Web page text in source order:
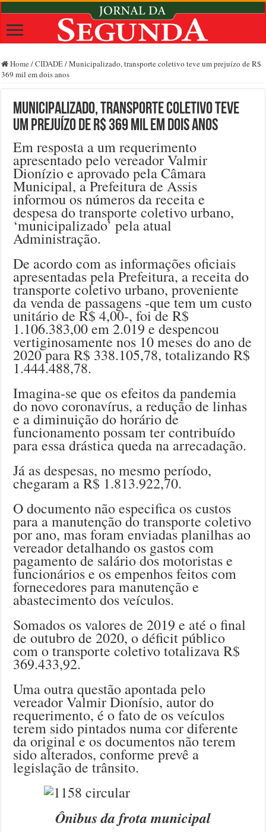
Home /CIDADE/Municipalizado, transporte coletivo teve um prejuízo de R$
369 mil em dois anos
Municipalizado, transporte coletivo teve
um prejuízo de R$ 369 mil em dois anos
Em resposta a um requerimento
apresentado pelo vereador Valmir
Dionízio e aprovado pela Câmara
Municipal, a Prefeitura de Assis
informou os números da receita e
despesa do transporte coletivo urbano,
‘municipalizado’ pela atual
Administração.
De acordo com as informações oficiais
apresentadas pela Prefeitura, a receita do
transporte coletivo urbano, proveniente
da venda de passagens -que tem um custo
unitário de R$ 4,00-, foi de R$
1.106.383,00 em 2.019 e despencou
vertiginosamente nos 10 meses do ano de
2020 para R$ 338.105,78, totalizando R$
1.444.488,78.
Imagina-se que os efeitos da pandemia
do novo coronavírus, a redução de linhas
e a diminuição do horário de
funcionamento possam ter contribuído
para essa drástica queda na arrecadação.
Já as despesas, no mesmo período,
chegaram a R$ 1.813.922,70.
O documento não especifica os custos
para a manutenção do transporte coletivo
por ano, mas foram enviadas planilhas ao
vereador detalhando os gastos com
pagamento de salário dos motoristas e
funcionários e os empenhos feitos com
fornecedores para manutenção e
abastecimento dos veículos.
Somados os valores de 2019 e até o final
de outubro de 2020, o déficit público
com o transporte coletivo totalizava R$
369.433,92.
Uma outra questão apontada pelo
vereador Valmir Dionísio, autor do
requerimento, é o fato de os veículos
terem sido pintados numa cor diferente
da original e os documentos não terem
sido alterados, conforme prevê a
legislação de trânsito.
Ônibus da frota municipal